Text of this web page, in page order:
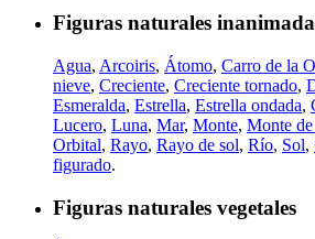
Figuras naturales
Agua, Arcoiris, Átomo, Carro de la
nieve, Creciente, Creciente tornado,
Esmeralda, Estrella, Estrella ondada,
Lucero, Luna, Mar, Monte, Monte de
Orbital, Rayo, Rayo de sol, Río, Sol,
figurado.
Figuras naturales vegetales